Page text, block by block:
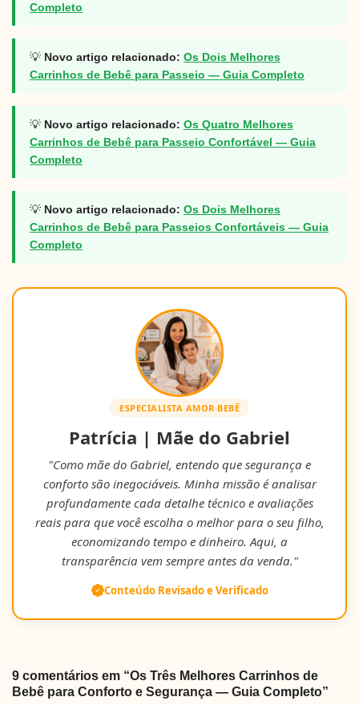
Completo
💡 Novo artigo relacionado: Os Dois Melhores
Carrinhos de Bebê para Passeio — Guia Completo
💡 Novo artigo relacionado: Os Quatro Melhores
Carrinhos de Bebê para Passeio Confortável — Guia
Completo
💡 Novo artigo relacionado: Os Dois Melhores
Carrinhos de Bebê para Passeios Confortáveis — Guia
Completo
ESPECIALISTA AMOR BEBÊ
Patrícia | Mãe do Gabriel
"Como mãe do Gabriel, entendo que segurança e
conforto são inegociáveis. Minha missão é analisar
profundamente cada detalhe técnico e avaliações
reais para que você escolha o melhor para o seu filho,
economizando tempo e dinheiro. Aqui, a
transparência vem sempre antes da venda."
Conteúdo Revisado e Verificado
9 comentários em “Os Três Melhores Carrinhos de
Bebê para Conforto e Segurança — Guia Completo”